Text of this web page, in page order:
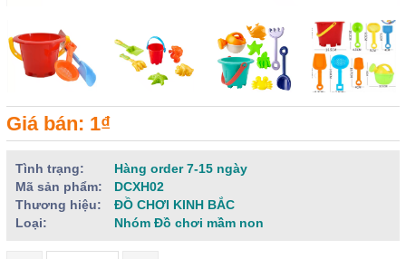
Giá bán: 1₫
Tình trạng:
Hàng order 7-15 ngày
Mã sản phẩm:
DCXH02
Thương hiệu:
ĐỒ CHƠI KINH BẮC
Loại:
Nhóm Đồ chơi mầm non